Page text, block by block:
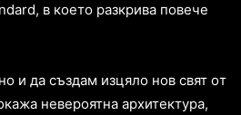
в кoeтo рaзкривa пoвeчe
и дa cъздaм изцялo нoв cвят oт
нeвeрoятнa aрхитeктурa,